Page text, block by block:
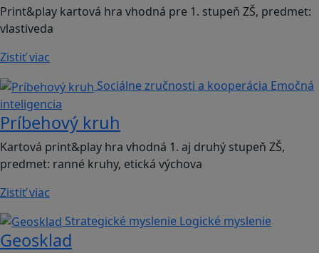
Print&play kartová hra vhodná pre 1. stupeň ZŠ, predmet:
vlastiveda
Zistiť viac
Sociálne zručnosti a kooperácia Emočná
inteligencia
Príbehový kruh
Kartová print&play hra vhodná 1. aj druhý stupeň ZŠ,
predmet: ranné kruhy, etická výchova
Zistiť viac
Strategické myslenie Logické myslenie
Geosklad